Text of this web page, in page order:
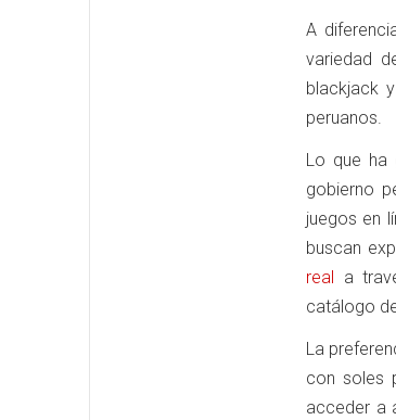
A
variedad
blackjack
peruanos.
Lo que ha
gobierno
juegos en
buscan
real a
catálogo
La
con soles
acceder a